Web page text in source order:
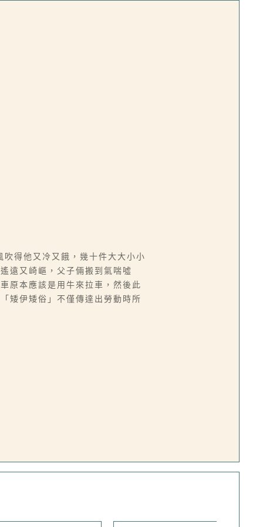
得他又冷又餓，幾十件大大小小
遠又崎嶇，父子倆搬到氣喘噓
原本應該是用牛來拉車，然後此
矮伊矮俗」不僅傳達出勞動時所